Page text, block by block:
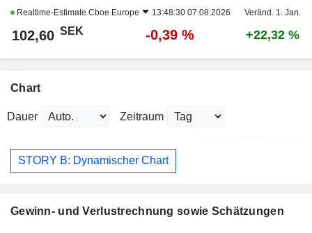
Realtime-Estimate Cboe Europe 13:48:30 07.08.2026 Veränd. 1. Jan.
102,60 SEK -0,39 % +22,32 %
Chart
Dauer Zeitraum
STORY B: Dynamischer Chart
Gewinn- und Verlustrechnung sowie Schätzungen